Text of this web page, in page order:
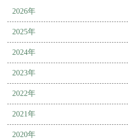
2026年
2025年
2024年
2023年
2022年
2021年
2020年